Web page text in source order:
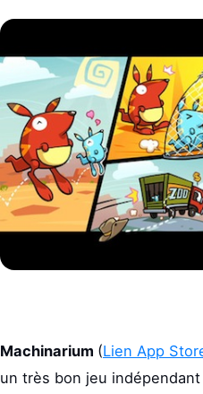
Machinarium (Lien App
un très bon jeu